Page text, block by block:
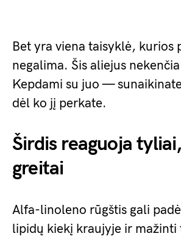
Bet yra viena taisyklė, kurios
negalima. Šis aliejus
Kepdami su juo —
dėl ko jį perkate.
Širdis reaguoja
greitai
Alfa-linoleno rūgštis gali
lipidų kiekį kraujyje ir mažinti